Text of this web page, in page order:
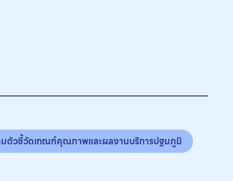
มตัวชี้วัดเกณฑ์คุณภาพและผลงานบริการปฐมภูมิ